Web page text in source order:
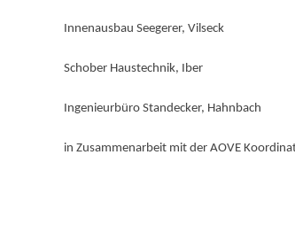
Innenausbau Seegerer, Vilseck
Schober Haustechnik, Iber
Ingenieurbüro Standecker, Hahnbach
in Zusammenarbeit mit der AOVE